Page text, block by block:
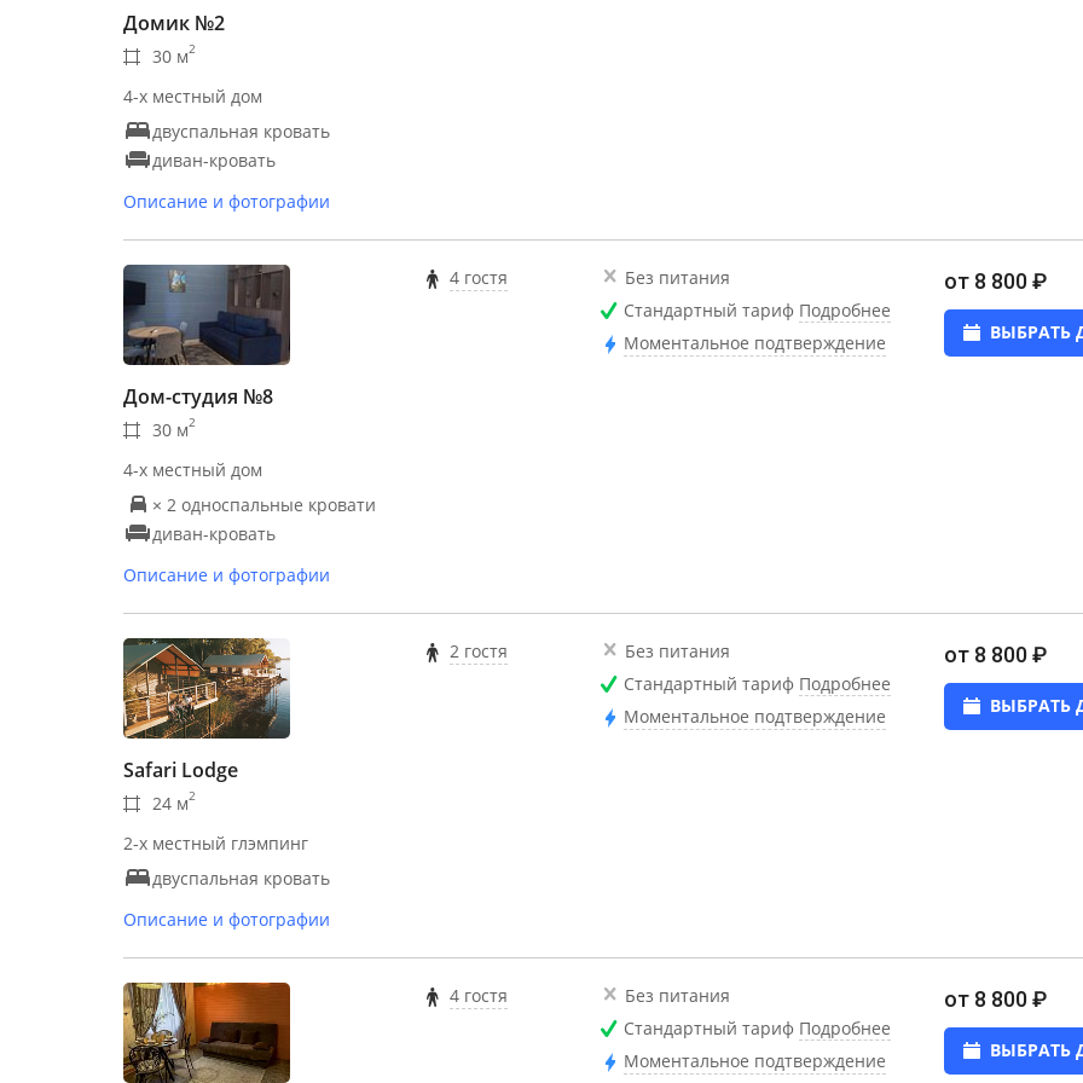
Домик №2
30 м2
4-х местный дом
двуспальная кровать
диван-кровать
Описание и фотографии
Дом-студия №8
30 м2
4-х местный дом
× 2 односпальные кровати
диван-кровать
Описание и фотографии
4 гостя
Без питания
Стандартный тариф Подробнее
Моментальное подтверждение
от 8 800 ₽
ВЫБРАТЬ
Safari Lodge
24 м2
2-х местный глэмпинг
двуспальная кровать
Описание и фотографии
2 гостя
Без питания
Стандартный тариф Подробнее
Моментальное подтверждение
от 8 800 ₽
ВЫБРАТЬ
4 гостя
Без питания
Стандартный тариф Подробнее
Моментальное подтверждение
от 8 800 ₽
ВЫБРАТЬ